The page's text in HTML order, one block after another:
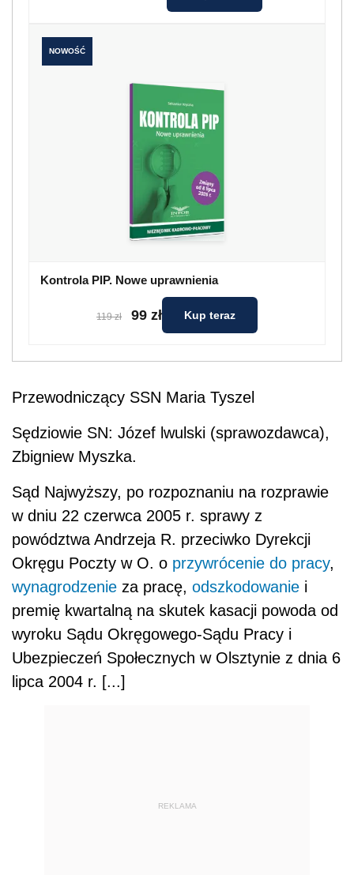
NOWOŚĆ
Kontrola PIP. Nowe uprawnienia
119 zł 99 zł Kup teraz
Przewodniczący SSN Maria Tyszel
Sędziowie SN: Józef lwulski (sprawozdawca),
Zbigniew Myszka.
Sąd Najwyższy, po rozpoznaniu na rozprawie
w dniu 22 czerwca 2005 r. sprawy z
powództwa Andrzeja R. przeciwko Dyrekcji
Okręgu Poczty w O. o przywrócenie do pracy,
wynagrodzenie za pracę, odszkodowanie i
premię kwartalną na skutek kasacji powoda od
wyroku Sądu Okręgowego-Sądu Pracy i
Ubezpieczeń Społecznych w Olsztynie z dnia 6
lipca 2004 r. [...]
REKLAMA